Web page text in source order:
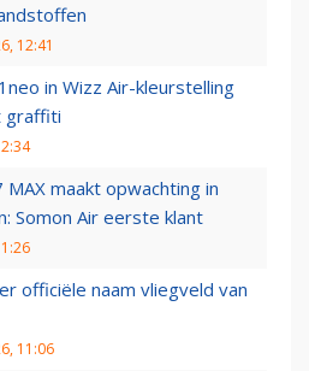
12:41
in Wizz Air-kleurstelling
graffiti
MAX maakt opwachting in
Somon Air eerste klant
officiële naam vliegveld van
11:06